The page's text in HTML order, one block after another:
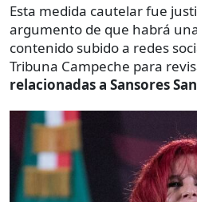
Esta medida cautelar fue
argumento de que habrá
contenido subido a redes
Tribuna Campeche para
relacionadas a Sansores